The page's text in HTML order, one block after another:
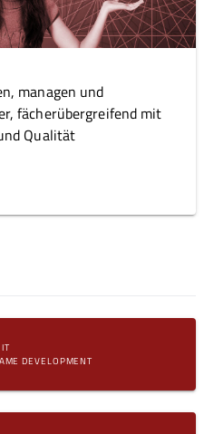
managen und
fächerübergreifend mit
Qualität
DEVELOPMENT